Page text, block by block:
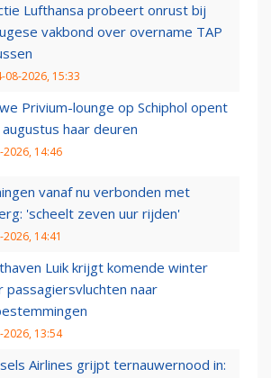
Lufthansa probeert onrust bij
vakbond over overname TAP
08-2026, 15:33
Privium-lounge op Schiphol opent
haar deuren
2026, 14:46
vanaf nu verbonden met
'scheelt zeven uur rijden'
2026, 14:41
Luik krijgt komende winter
passagiersvluchten naar
2026, 13:54
Airlines grijpt ternauwernood in: